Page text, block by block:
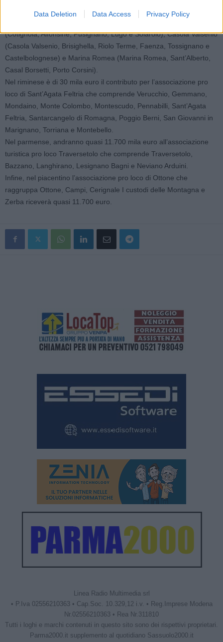
Data Deletion Data Access Privacy Policy
Terraeventi, Riviera dei Pini e Savio. Mentre quasi 11.700 euro
(Cotignola, Alfonsine, Fusignano, Lugo e Solarolo), Casola Valsenio
(Casola Valsenio, Brisighella, Riolo Terme, Faenza, Tossignano e
Castelbolognese) e Marina Romea (Marina Romea, Sant’Alberto,
Casal Borsetti, Porto Corsini).
Nel riminese è di 30 mila euro il contributo per l’associazione pro
loco di Sant’Agata Feltria che comprende Verucchio, Gemmano,
Mondaino, Monte Colombo, Montescudo, Pennabilli, Sant’Agata
Feltria, Santarcangelo di Romagna, Poggio Berni, San Giovanni in
Marignano, Torriana e Montebello.
Nel parmense, andranno quasi 11.700 mila euro all’associazione
turistica pro loco Traversetolo che comprende Traversetolo,
Bazzano, Langhirano, Lesignano Bagni e Neviano Arduini.
Infine, nel piacentino l’associazione pro loco di Ottone che
raggruppa Ottone, Campi, Cerignale I custodi delle Montagna e
Zerba riceverà quasi 11.700 euro.
Linea Radio Multimedia srl
• P.Iva 02556210363 • Cap.Soc. 10.329,12 i.v. • Reg.Imprese Modena
Nr.02556210363 • Rea Nr.311810
Tutti i loghi e marchi contenuti in questo sito sono dei rispettivi proprietari.
Parma2000.it supplemento al quotidiano Sassuolo2000.it